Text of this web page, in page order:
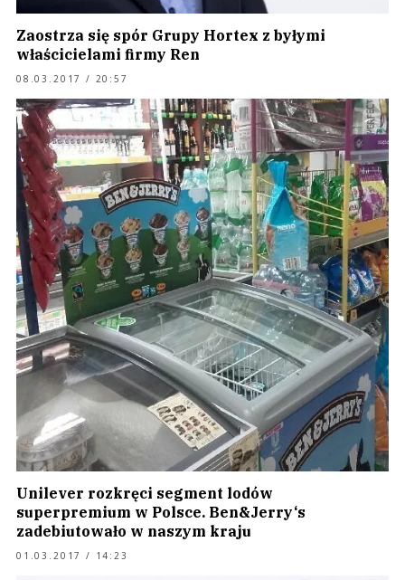
Zaostrza się spór Grupy Hortex z byłymi
właścicielami firmy Ren
08.03.2017 / 20:57
Unilever rozkręci segment lodów
superpremium w Polsce. Ben&Jerry‘s
zadebiutowało w naszym kraju
01.03.2017 / 14:23